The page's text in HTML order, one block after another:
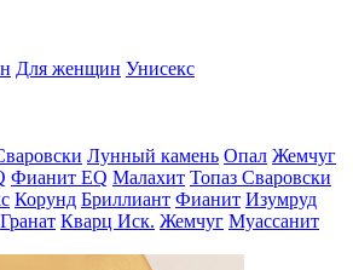
Для женщин Унисекс
Лунный камень Опал Жемчуг
Фианит EQ Малахит Топаз Сваровски
Корунд Бриллиант Фианит Изумруд
Гранат Кварц Иск. Жемчуг Муассанит